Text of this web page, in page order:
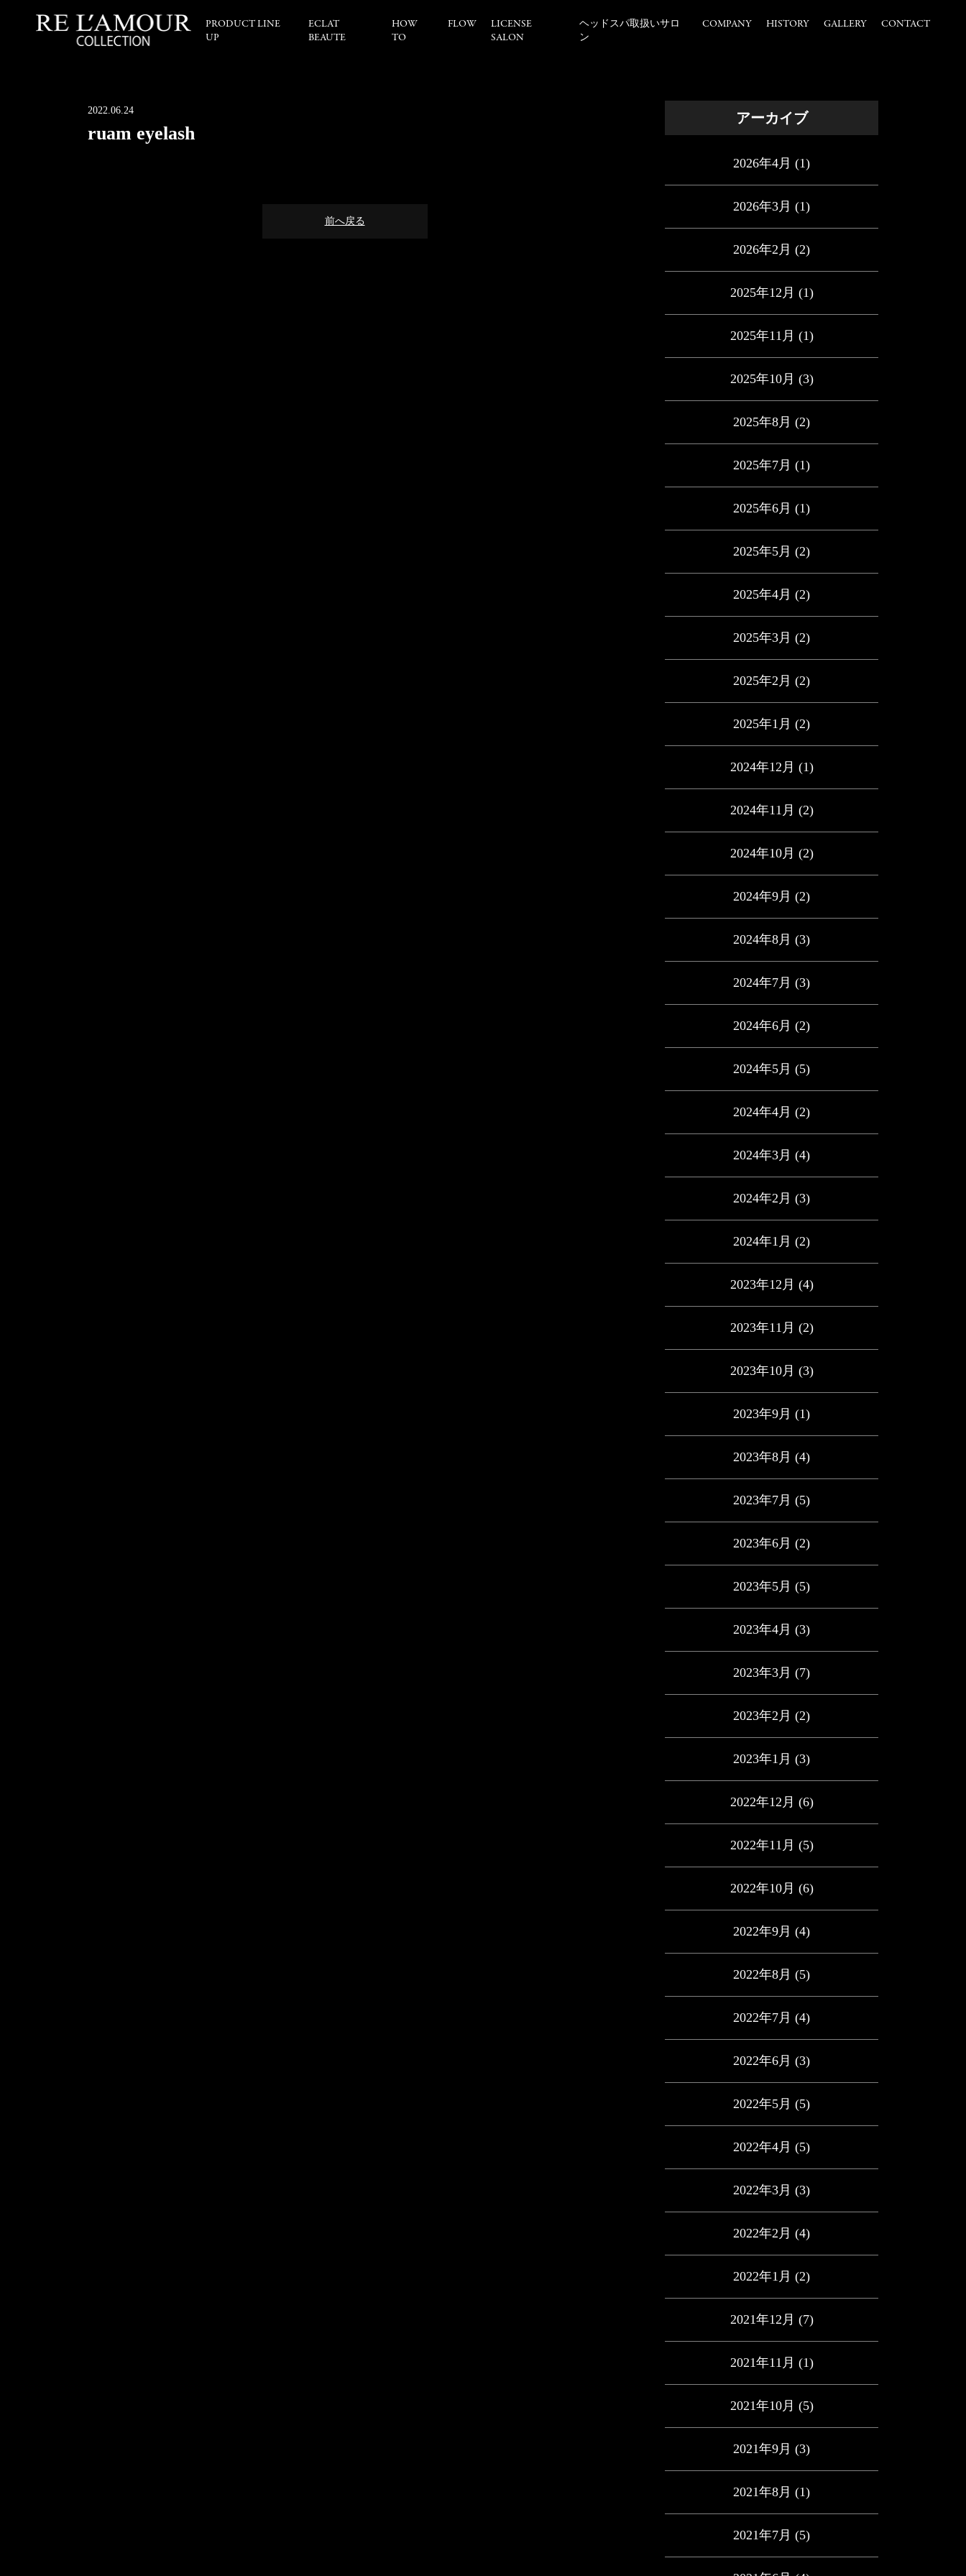
PRODUCT LINE
UP
ECLAT
BEAUTE
HOW
TO
FLOW
LICENSE
SALON
ヘッドスパ取扱いサロ
ン
COMPANY HISTORY GALLERY CONTACT
2022.06.24
ruam eyelash
前へ戻る
アーカイブ
2026年4月 (1)
2026年3月 (1)
2026年2月 (2)
2025年12月 (1)
2025年11月 (1)
2025年10月 (3)
2025年8月 (2)
2025年7月 (1)
2025年6月 (1)
2025年5月 (2)
2025年4月 (2)
2025年3月 (2)
2025年2月 (2)
2025年1月 (2)
2024年12月 (1)
2024年11月 (2)
2024年10月 (2)
2024年9月 (2)
2024年8月 (3)
2024年7月 (3)
2024年6月 (2)
2024年5月 (5)
2024年4月 (2)
2024年3月 (4)
2024年2月 (3)
2024年1月 (2)
2023年12月 (4)
2023年11月 (2)
2023年10月 (3)
2023年9月 (1)
2023年8月 (4)
2023年7月 (5)
2023年6月 (2)
2023年5月 (5)
2023年4月 (3)
2023年3月 (7)
2023年2月 (2)
2023年1月 (3)
2022年12月 (6)
2022年11月 (5)
2022年10月 (6)
2022年9月 (4)
2022年8月 (5)
2022年7月 (4)
2022年6月 (3)
2022年5月 (5)
2022年4月 (5)
2022年3月 (3)
2022年2月 (4)
2022年1月 (2)
2021年12月 (7)
2021年11月 (1)
2021年10月 (5)
2021年9月 (3)
2021年8月 (1)
2021年7月 (5)